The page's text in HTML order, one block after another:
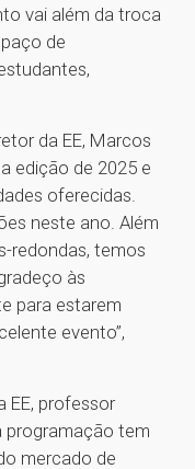
vai além da troca
de
da EE, Marcos
edição de 2025 e
oferecidas.
neste ano. Além
redondas, temos
às
para estarem
evento”,
EE, professor
programação tem
mercado de